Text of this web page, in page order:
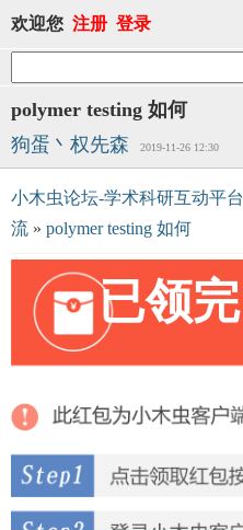
欢迎您 注册 登录
polymer testing 如何
狗蛋丶权先森
2019-11-26 12:30
小木虫论坛-学术科研互动平台
流 » polymer testing 如何
已领完